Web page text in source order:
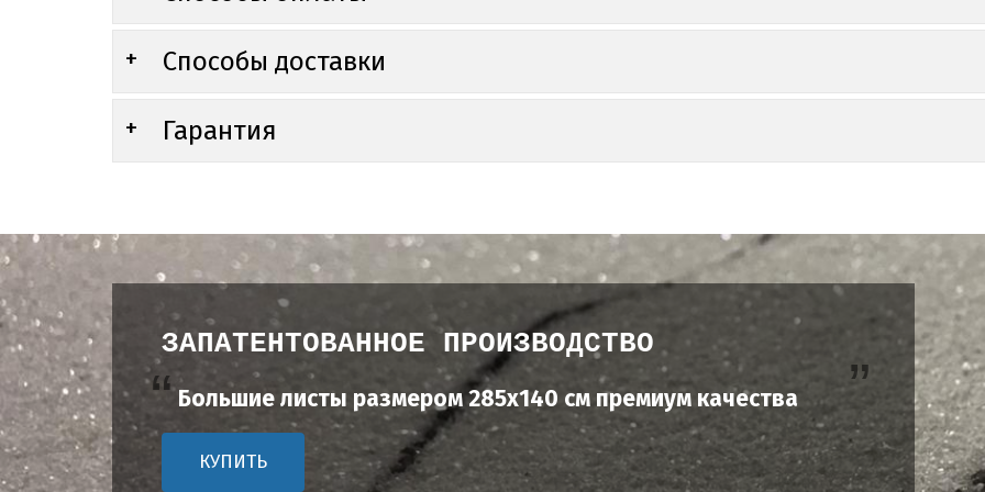
Способы доставки
Гарантия
ЗАПАТЕНТОВАННОЕ ПРОИЗВОДСТВО
Большие листы размером 285х140 см премиум качества
КУПИТЬ